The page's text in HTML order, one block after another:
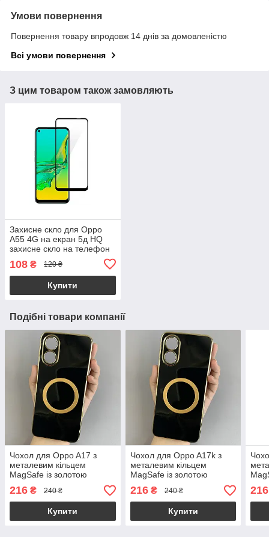
Умови повернення
Повернення товару впродовж 14 днів за домовленістю
Всі умови повернення
З цим товаром також замовляють
Захисне скло для Oppo
A55 4G на екран 5д HQ
захисне скло на телефон
108 ₴ 120 ₴
Купити
Подібні товари компанії
Чохол для Oppo A17 з
металевим кільцем
MagSafe із золотою
рамкою на оппо а17
чорний q08w
216 ₴ 240 ₴
Купити
Чохол для Oppo A17k з
металевим кільцем
MagSafe із золотою
рамкою на оппо а17к
чорний q08w
216₴ 240 ₴
Купити
216